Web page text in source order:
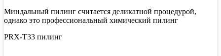
Миндальный пилинг считается деликатной процедурой,
однако это профессиональный химический пилинг
PRX-T33 пилинг